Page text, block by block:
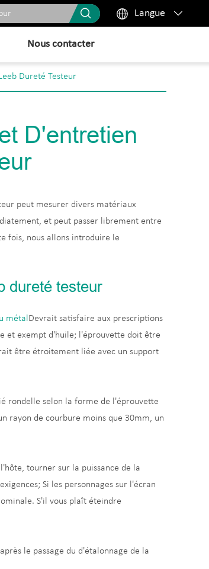
  Langue 
Nous contacter
Dureté Testeur
D'entretien
peut mesurer divers matériaux
et peut passer librement entre
fois, nous allons introduire le
dureté testeur
métal Devrait satisfaire aux prescriptions
et exempt d'huile; l'éprouvette doit être
être étroitement liée avec un support
rondelle selon la forme de l'éprouvette
rayon de courbure moins que 30mm, un
tourner sur la puissance de la
Si les personnages sur l'écran
S'il vous plaît éteindre
le passage du d'étalonnage de la